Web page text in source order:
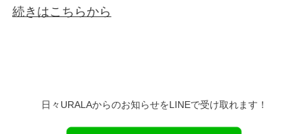
続きはこちらから
日々URALAからのお知らせをLINEで受け取れます！